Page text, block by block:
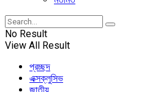
No Result
View All Result
প্রচ্ছদ
এক্সক্লুসিভ